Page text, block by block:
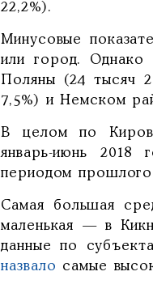
22,2%).
Минусовые
или город. Однако
Поляны (24 тысяч
7,5%) и Немском
В целом по
январь-июнь 2018
периодом прошлого
Самая большая
маленькая — в
данные по
назвало самые